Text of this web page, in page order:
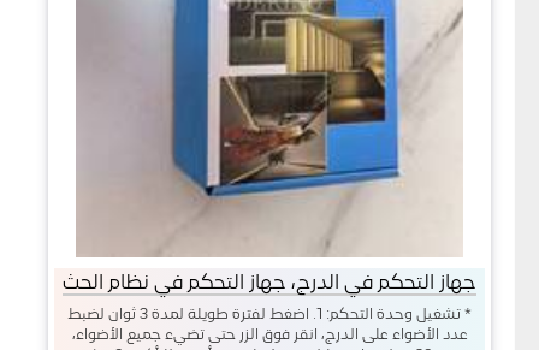
جهاز التحكم في الدرج، جهاز التحكم في نظام الحث
* تشغيل وحدة التحكم: 1. اضغط لفترة طويلة لمدة 3 ثوان لضبط
عدد الأضواء على الدرج، انقر فوق الزر حتى تضيء جميع الأضواء،